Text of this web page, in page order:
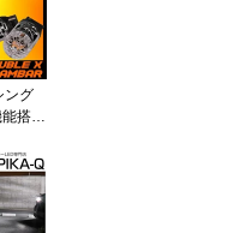
ング
搭載
い T
ブル
ウイ
ラ
さ：